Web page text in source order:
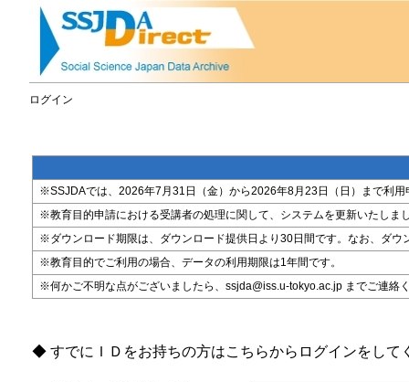
ログイン
※SSJDAでは、2026年7月31日（金）から2026年8月23日（日）まで利
※教育目的申請における受講者の処理に関して、システムを更新いたしま
※ダウンロード期限は、ダウンロード提供日より30日間です。なお、ダ
※教育目的でご利用の場合、データの利用期限は1年間です。
※何かご不明な点がございましたら、ssjda@iss.u-tokyo.ac.jp までご連絡
◆ すでにＩＤをお持ちの方はこちらからログインをして